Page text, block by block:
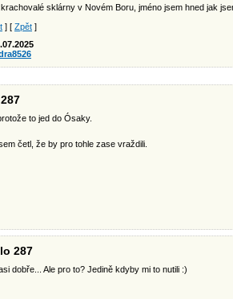
sklárny v Novém Boru, jméno jsem hned jak
] [ Zpět ]
to jed do Ósaky.
četl, že by pro tohle zase vraždili.
287
dobře... Ale pro to? Jedině kdyby mi to nutili :)